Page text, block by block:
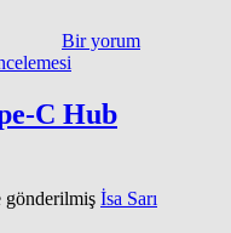
Bir yorum
C Hub
gönderilmiş İsa Sarı